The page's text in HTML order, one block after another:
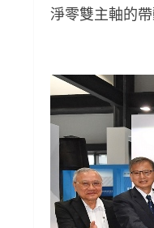
淨零雙主軸的